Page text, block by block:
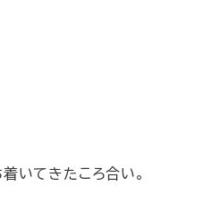
いてきたころ合い。